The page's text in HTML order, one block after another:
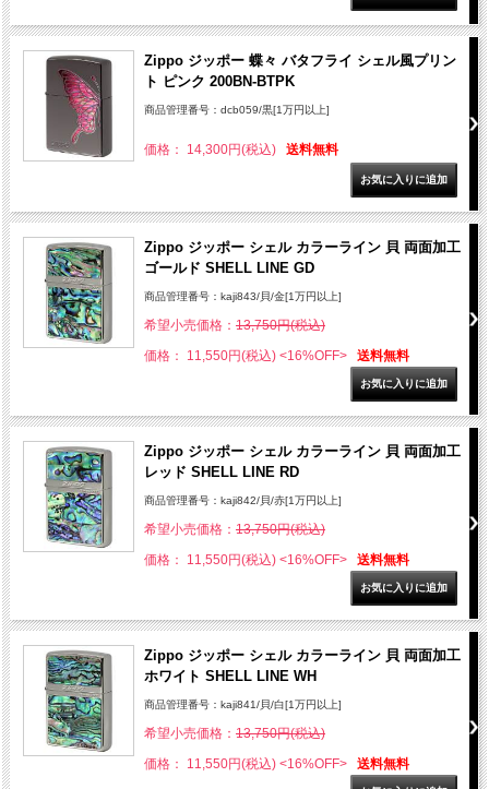
Zippo ジッポー 蝶々 バタフライ シェル風プリン
ト ピンク 200BN-BTPK
商品管理番号：dcb059/黒[1万円以上]
価格： 14,300円(税込) 送料無料
Zippo ジッポー シェル カラーライン 貝 両面加工
ゴールド SHELL LINE GD
商品管理番号：kaji843/貝/金[1万円以上]
希望小売価格： 13,750円(税込)
価格： 11,550円(税込) <16%OFF> 送料無料
Zippo ジッポー シェル カラーライン 貝 両面加工
レッド SHELL LINE RD
商品管理番号：kaji842/貝/赤[1万円以上]
希望小売価格： 13,750円(税込)
価格： 11,550円(税込) <16%OFF> 送料無料
Zippo ジッポー シェル カラーライン 貝 両面加工
ホワイト SHELL LINE WH
商品管理番号：kaji841/貝/白[1万円以上]
希望小売価格： 13,750円(税込)
価格： 11,550円(税込) <16%OFF> 送料無料